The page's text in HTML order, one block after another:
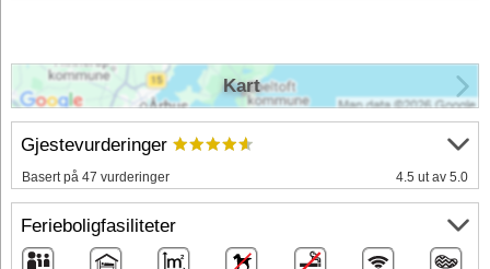
Gjestevurderinger
Basert på 47 vurderinger 4.5 ut av 5.0
Ferieboligfasiliteter
Kart